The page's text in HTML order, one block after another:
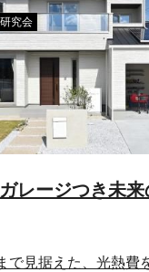
レージつき未
究会
で見据えた、光熱費